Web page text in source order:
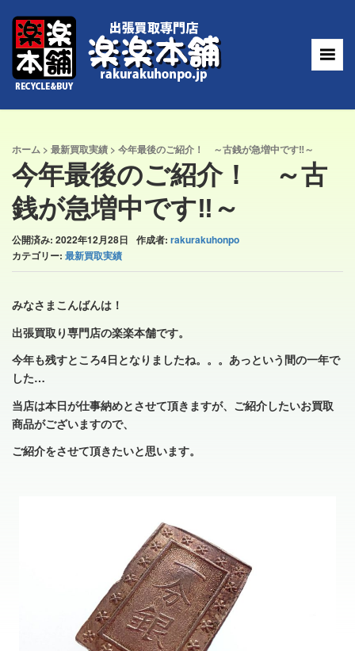
ホーム > 最新買取実績 > 今年最後のご紹介！ ～古銭が急増中です‼～
今年最後のご紹介！ ～古
銭が急増中です‼～
公開済み: 2022年12月28日 作成者: rakurakuhonpo
カテゴリー: 最新買取実績
みなさまこんばんは！
出張買取り専門店の楽楽本舗です。
今年も残すところ4日となりましたね。。。あっという間の一年で
した…
当店は本日が仕事納めとさせて頂きますが、ご紹介したいお買取
商品がございますので、
ご紹介をさせて頂きたいと思います。